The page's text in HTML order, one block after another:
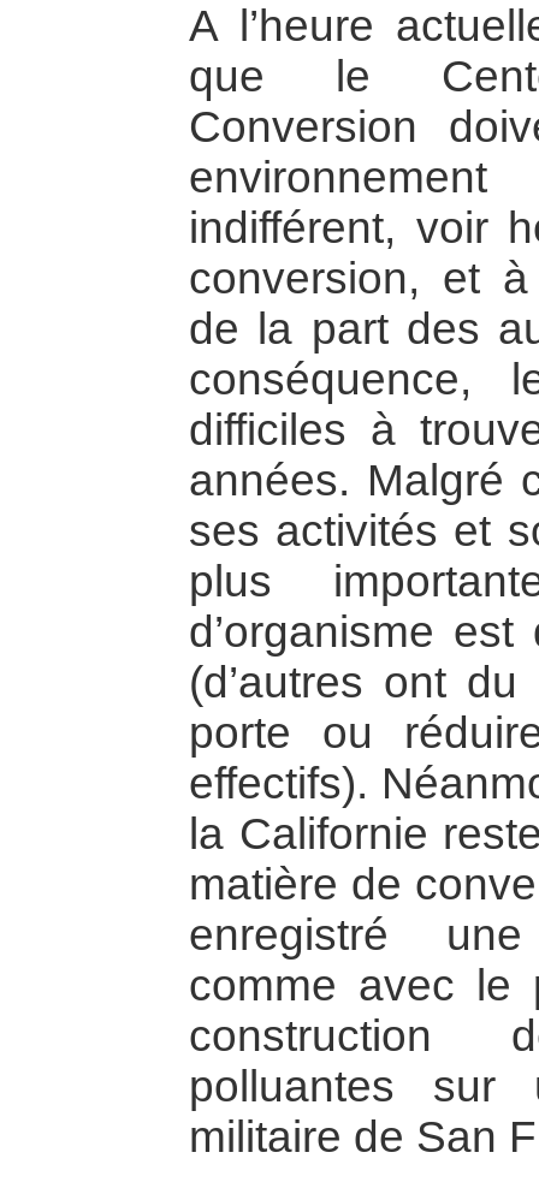
A l’heure
que le
Conversion
indifférent, voir
conversion, et
de la part des
conséquence,
difficiles à
années. Malgré
ses activités et
plus
d’organisme
(d’autres ont
porte ou
effectifs).
la Californie
matière de
enregistré
comme avec le
construction
polluantes sur
militaire de San